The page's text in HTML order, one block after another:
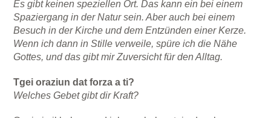
Es gibt keinen speziellen Ort. Das kann ein bei einem
Spaziergang in der Natur sein. Aber auch bei einem
Besuch in der Kirche und dem Entzünden einer Kerze.
Wenn ich dann in Stille verweile, spüre ich die Nähe
Gottes, und das gibt mir Zuversicht für den Alltag.
Tgei oraziun dat forza a ti?
Welches Gebet gibt dir Kraft?